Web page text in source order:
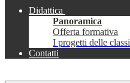
Didattica
Panoramica
Offerta formativa
I progetti delle classi
Contatti